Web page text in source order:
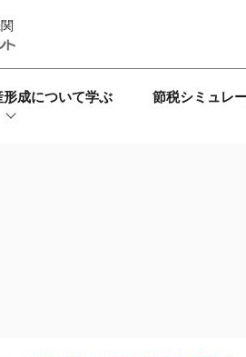
成について学ぶ 節税シミュレ